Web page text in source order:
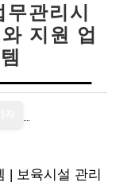
관리시
지원 업
| 보육시설 관리